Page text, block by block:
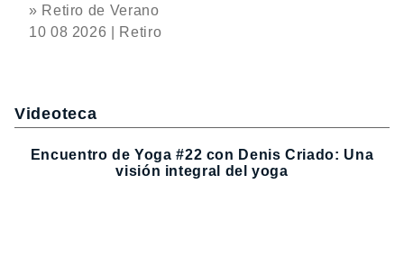
» Retiro de Verano
10 08 2026 | Retiro
Videoteca
Encuentro de Yoga #22 con Denis Criado: Una
visión integral del yoga